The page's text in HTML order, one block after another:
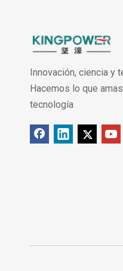
Innovación, ciencia y
Hacemos lo que
tecnología